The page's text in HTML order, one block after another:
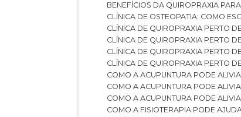
BENEFÍCIOS DA QUIROPRAXIA
CLÍNICA DE OSTEOPATIA: COMO
CLÍNICA DE QUIROPRAXIA PERTO
CLÍNICA DE QUIROPRAXIA PERTO
CLÍNICA DE QUIROPRAXIA PERTO
CLÍNICA DE QUIROPRAXIA PERTO
COMO A ACUPUNTURA PODE
COMO A ACUPUNTURA PODE
COMO A ACUPUNTURA PODE
COMO A FISIOTERAPIA PODE